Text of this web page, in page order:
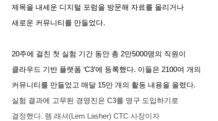
제목을 내세운 디지털 포럼을 방문해 자료를 올리거나
새로운 커뮤니티를 만들었다.
20주에 걸친 첫 실험 기간 동안 총 2만5000명의 직원이
클라우드 기반 플랫폼 ‘C3’에 등록했다. 이들은 2100여 개의
커뮤니티를 만들었고 매달 15만 개의 활동 내용을 올렸다.
실험 결과에 고무된 경영진은 C3를 영구 도입하기로
결정했다. 렘 래셔 (Lem Lasher) CTC사장이자